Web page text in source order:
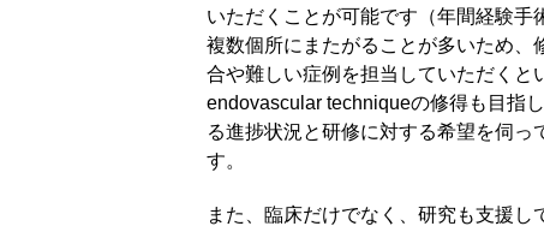
いただくことが可能です（年間経験手
複数個所にまたがることが多いため、
合や難しい症例を担当していただく
endovascular techniqueの修得も目指
る進捗状況と研修に対する希望を伺
す。
また、臨床だけでなく、研究も支援